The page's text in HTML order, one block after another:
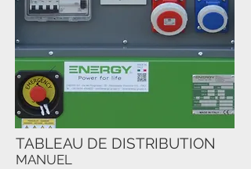
TABLEAU DE DISTRIBUTION
MANUEL